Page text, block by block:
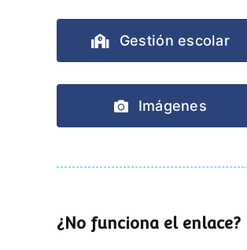
Gestión escolar
Imágenes
¿No funciona el enlace?